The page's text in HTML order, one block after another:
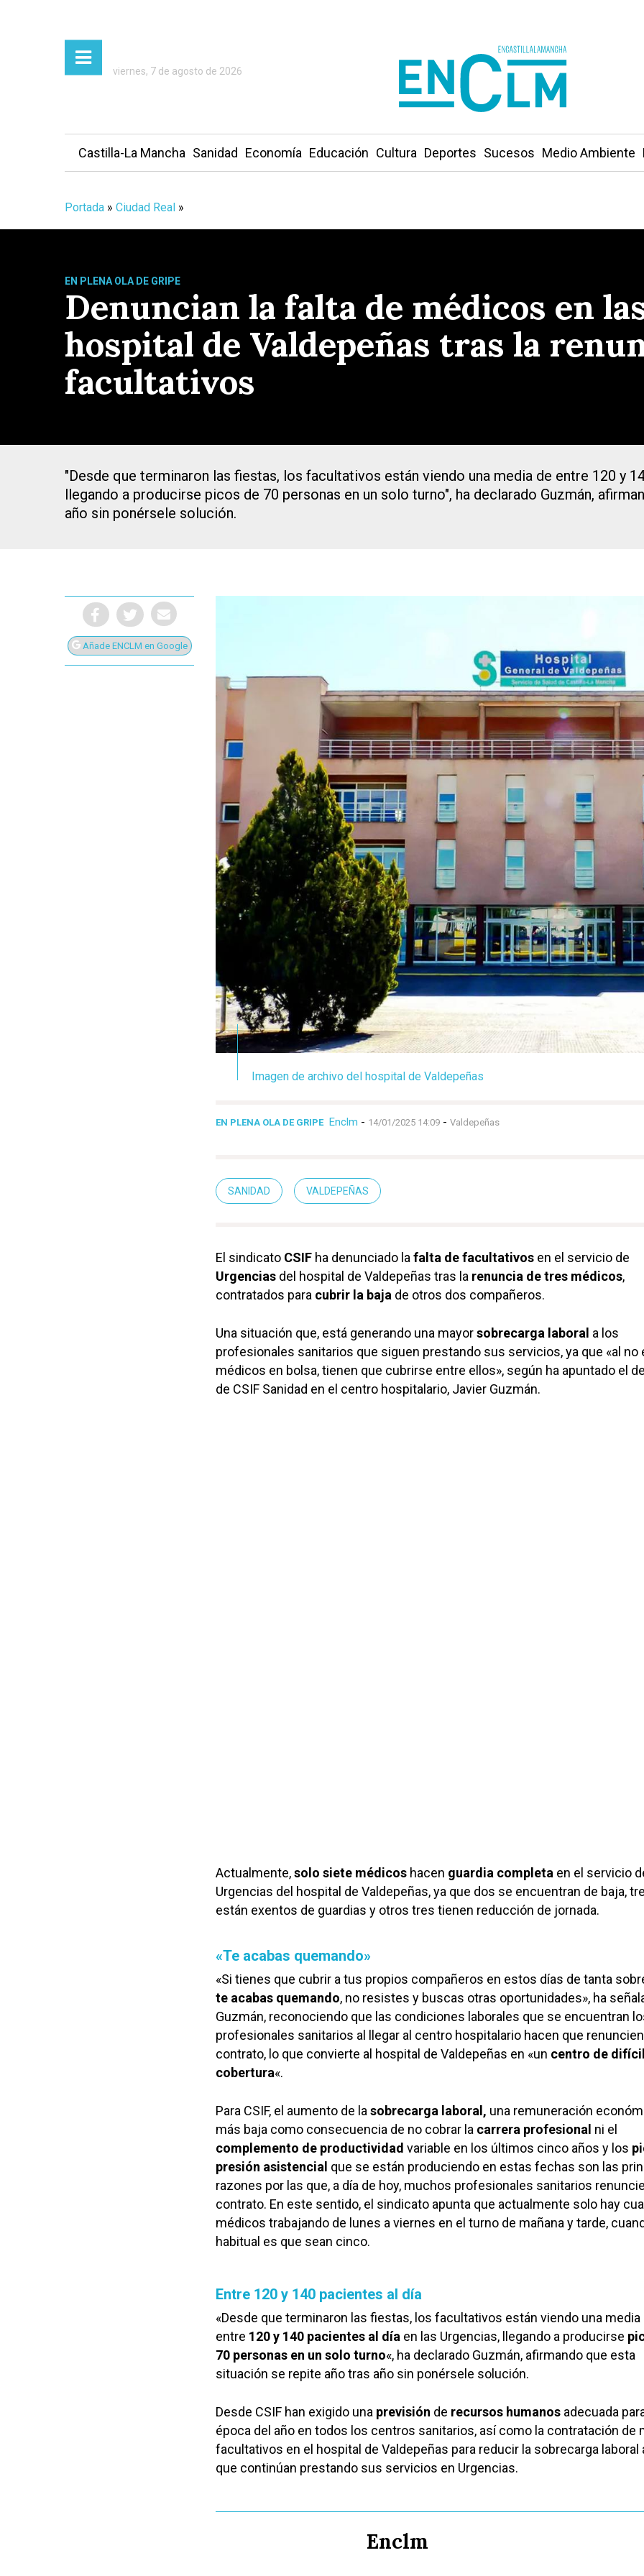
viernes, 7 de agosto de 2026
Castilla-La Mancha Sanidad Economía Educación Cultura Deportes Sucesos Medio Ambiente
Portada » Ciudad Real »
EN PLENA OLA DE GRIPE
Denuncian la falta de médicos en
hospital de Valdepeñas tras la
facultativos
"Desde que terminaron las fiestas, los facultativos están viendo una media de entre 120 y
llegando a producirse picos de 70 personas en un solo turno", ha declarado Guzmán,
año sin ponérsele solución.
Añade ENCLM en Google
Imagen de archivo del hospital de Valdepeñas
EN PLENA OLA DE GRIPE Enclm - 14/01/2025 14:09 - Valdepeñas
SANIDAD VALDEPEÑAS
El sindicato CSIF ha denunciado la falta de facultativos en el servicio de
Urgencias del hospital de Valdepeñas tras la renuncia de tres médicos,
contratados para cubrir la baja de otros dos compañeros.
Una situación que, está generando una mayorsobrecarga laboral a los
profesionales sanitarios que siguen prestando sus servicios, ya que «al no
médicos en bolsa, tienen que cubrirse entre ellos», según ha apuntado el
de CSIF Sanidad en el centro hospitalario, Javier Guzmán.
Actualmente,solo siete médicos hacen guardia completa en el servicio
Urgencias del hospital de Valdepeñas, ya que dos se encuentran de baja,
están exentos de guardias y otros tres tienen reducción de jornada.
«Te acabas quemando»
«Si tienes que cubrir a tus propios compañeros en estos días de tanta
te acabas quemando, no resistes y buscas otras oportunidades», ha
Guzmán, reconociendo que las condiciones laborales que se encuentran
profesionales sanitarios al llegar al centro hospitalario hacen que
contrato, lo que convierte al hospital de Valdepeñas en «un centro de
cobertura«.
Para CSIF, el aumento de la sobrecarga laboral, una remuneración
más baja como consecuencia de no cobrar la carrera profesional ni el
complemento de productividad variable en los últimos cinco años y los
presión asistencial que se están produciendo en estas fechas son las
razones por las que, a día de hoy, muchos profesionales sanitarios
contrato. En este sentido, el sindicato apunta que actualmente solo hay
médicos trabajando de lunes a viernes en el turno de mañana y tarde,
habitual es que sean cinco.
Entre 120 y 140 pacientes al día
«Desde que terminaron las fiestas, los facultativos están viendo una media
entre 120y 140 pacientes al día en las Urgencias, llegando a producirse
70 personas en un solo turno«, ha declarado Guzmán, afirmando que esta
situación se repite año tras año sin ponérsele solución.
Desde CSIF han exigido una previsión de recursos humanos adecuada
época del año en todos los centros sanitarios, así como la contratación de
facultativos en el hospital de Valdepeñas para reducir la sobrecarga laboral
que continúan prestando sus servicios en Urgencias.
Enclm